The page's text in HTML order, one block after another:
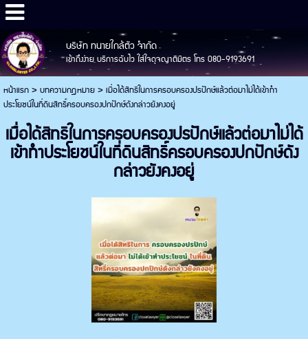
บริษัท ทนายใกล้ตัว จำกัด
เข้าถึงง่าย บริการฉับไว ใส่ใจดุจญาติมิตร โทร 080-9193691
หน้าแรก>บทความกฎหมาย>เมื่อได้สิทธิในการครอบครองปรปักษ์แล้วต่อมาไม่ได้เข้าทำ
ประโยชน์ในที่ดินสิทธิ์ครอบครองปกปักษ์ดังกล่าวยังคงอยู่
เมื่อได้สิทธิในการครอบครองปรปักษ์แล้วต่อมาไม่ได้
เข้าทำประโยชน์ในที่ดินสิทธิ์ครอบครองปกปักษ์ดัง
กล่าวยังคงอยู่